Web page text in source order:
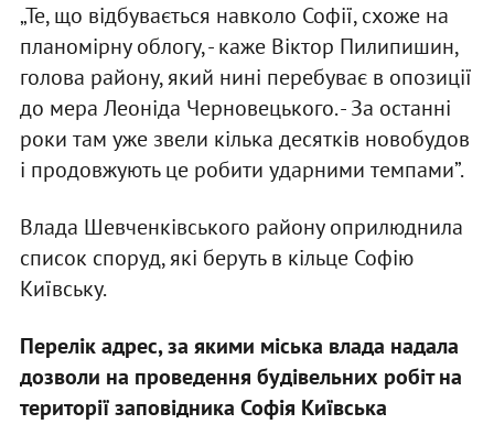
„Те, що відбувається навколо Софії, схоже на
планомірну облогу, - каже Віктор Пилипишин,
голова району, який нині перебуває в опозиції
до мера Леоніда Черновецького. - За останні
роки там уже звели кілька десятків новобудов
і продовжують це робити ударними темпами”.
Влада Шевченківського району оприлюднила
список споруд, які беруть в кільце Софію
Київську.
Перелік адрес, за якими міська влада надала
дозволи на проведення будівельних робіт на
території заповідника Софія Київська